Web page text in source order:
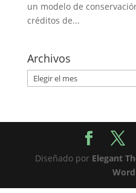
un modelo de
créditos de...
Archivos
Archivos
Diseñado por Elegant